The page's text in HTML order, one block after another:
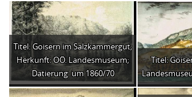
Titel: Goisern im Salzkammergut;
Herkunft: OÖ. Landesmuseum;
Datierung: um 1860/70
Titel: